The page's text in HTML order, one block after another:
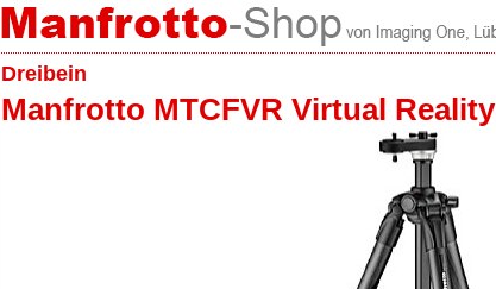
Dreibein
Manfrotto MTCFVR Virtual